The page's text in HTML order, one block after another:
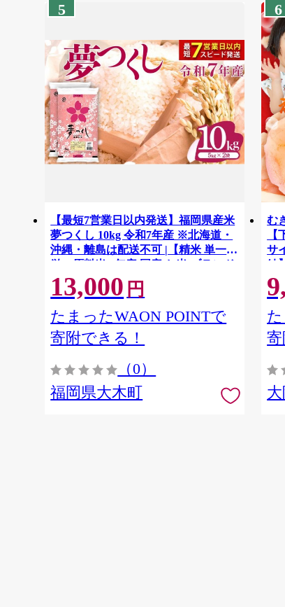
5
【最短7営業日以内発送】福岡県産米
夢つくし 10kg 令和7年産 ※北海道・
沖縄・離島は配送不可 |【精米 単一米
単一原料米 7年産 国産 お米 ブランド
米 5kg × 2 ゆめつくし】CY009_01
13,000 円
たまったWAON POINTで
寄附できる！
（0）
福岡県大木町
6
む
サ
結
寄